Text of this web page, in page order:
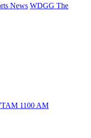
News WDGG The
1100 AM